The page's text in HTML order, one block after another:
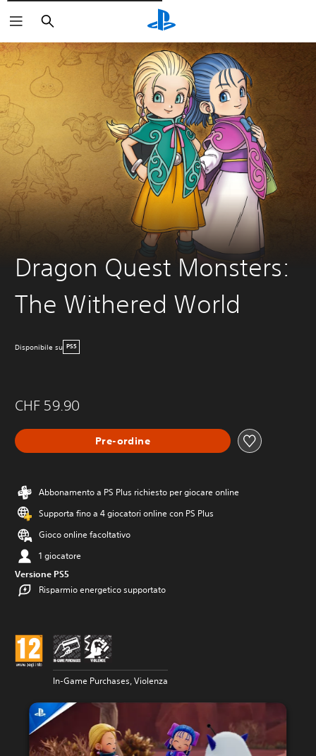
Cerca
Dragon Quest Monsters:
The Withered World
Disponibile su PS5
CHF 59.90
Pre-ordine
Abbonamento a PS Plus richiesto per giocare online
Supporta fino a 4 giocatori online con PS Plus
Gioco online facoltativo
1 giocatore
Versione PS5
Risparmio energetico supportato
In-Game Purchases, Violenza